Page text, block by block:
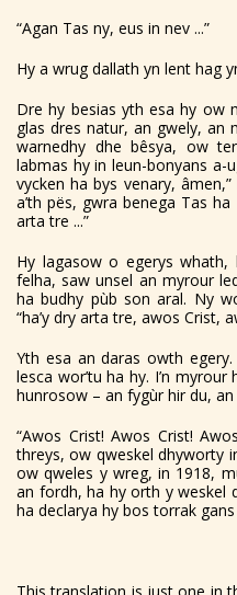
“Agan Tas ny, eus in nev ...”
Hy a wrug dallath yn lent hag
Dre hy besias yth esa hy ow
glas dres natur, an gwely, an
warnedhy dhe bêsya, ow
labmas hy in leun-bonyans a-
vycken ha bys venary,
a’th pës, gwra benega Tas
arta tre ...”
Hy lagasow o egerys
felha, saw unsel an myrour
ha budhy pùb son aral. Ny
“ha’y dry arta tre, awos Crist,
Yth esa an daras owth
lesca wor’tu ha hy. I’n
hunrosow – an fygùr hir du,
“Awos Crist! Awos Crist!
threys, ow qweskel dhyworty
ow qweles y wreg, in 1918,
an fordh, ha hy orth y weskel
ha declarya hy bos torrak